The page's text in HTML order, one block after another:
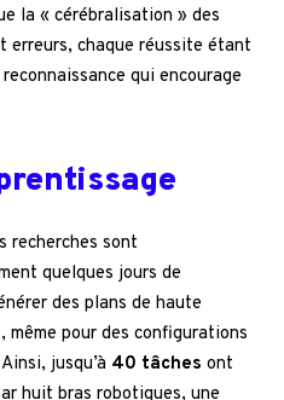
la « cérébralisation » des
erreurs, chaque réussite étant
qui encourage
recherches sont
quelques jours de
des plans de haute
même pour des configurations
jusqu’à 40 tâches ont
huit bras robotiques, une